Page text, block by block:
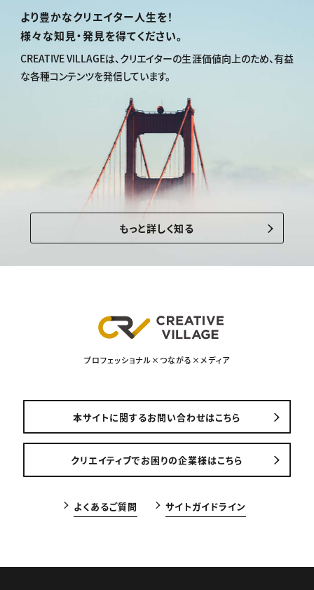
より豊かなクリエイター人生を！
様々な知見・発見を得てください。
CREATIVE VILLAGEは、クリエイターの生涯価値向上のため、有益
な各種コンテンツを発信しています。
もっと詳しく知る
プロフェッショナル×つながる×メディア
本サイトに関するお問い合わせはこちら
クリエイティブでお困りの企業様はこちら
よくあるご質問 サイトガイドライン